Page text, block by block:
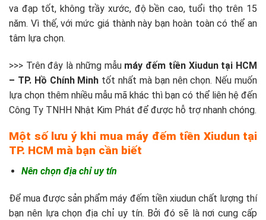
va đạp tốt, không trầy xước, độ bền cao, tuổi thọ trên 15
năm. Vì thế, với mức giá thành này bạn hoàn toàn có thể an
tâm lựa chọn.
>>> Trên đây là những mẫu máy đếm tiền Xiudun tại HCM
– TP. Hồ Chính Minh tốt nhất mà bạn nên chọn. Nếu muốn
lựa chọn thêm nhiều mẫu mã khác thì bạn có thể liên hệ đến
Công Ty TNHH Nhật Kim Phát để được hỗ trợ nhanh chóng.
Một số lưu ý khi mua máy đếm tiền Xiudun tại
TP. HCM mà bạn cần biết
Nên chọn địa chỉ uy tín
Để mua được sản phẩm máy đếm tiền xiudun chất lượng thí
bạn nên lựa chọn địa chỉ uy tín. Bởi đó sẽ là nơi cung cấp